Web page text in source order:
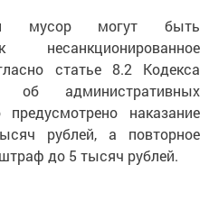
мусор могут быть
статье 8.2 Кодекса
об административных
наказание
рублей, а повторное
до 5 тысяч рублей.